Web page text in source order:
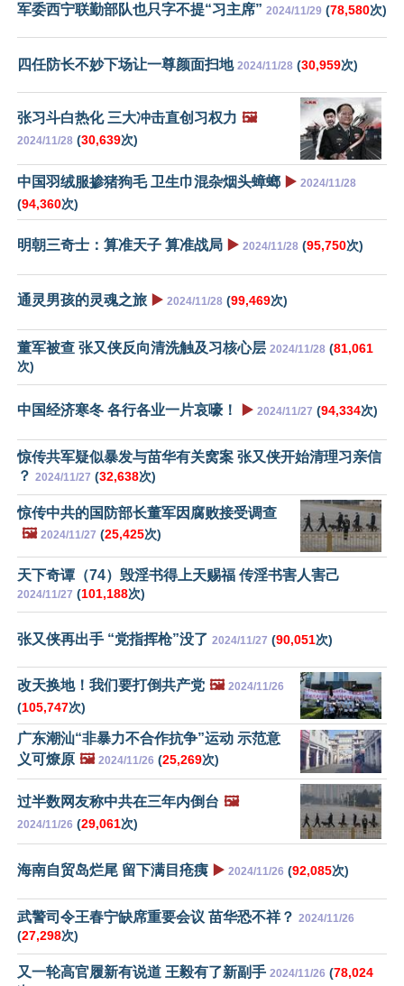
军委西宁联勤部队也只字不提“习主席” 2024/11/29 (78,580次)
四任防长不妙下场让一尊颜面扫地 2024/11/28 (30,959次)
张习斗白热化 三大冲击直创习权力 🖼️
2024/11/28 (30,639次)
中国羽绒服掺猪狗毛 卫生巾混杂烟头蟑螂 ▶️ 2024/11/28
(94,360次)
明朝三奇士：算准天子 算准战局 ▶️ 2024/11/28 (95,750次)
通灵男孩的灵魂之旅 ▶️ 2024/11/28 (99,469次)
董军被查 张又侠反向清洗触及习核心层 2024/11/28 (81,061
次)
中国经济寒冬 各行各业一片哀嚎！ ▶️ 2024/11/27 (94,334次)
惊传共军疑似暴发与苗华有关窝案 张又侠开始清理习亲信
？ 2024/11/27 (32,638次)
惊传中共的国防部长董军因腐败接受调查
🖼️ 2024/11/27 (25,425次)
天下奇谭（74）毁淫书得上天赐福 传淫书害人害己
2024/11/27 (101,188次)
张又侠再出手 “党指挥枪”没了 2024/11/27 (90,051次)
改天换地！我们要打倒共产党 🖼️ 2024/11/26
(105,747次)
广东潮汕“非暴力不合作抗争”运动 示范意
义可燎原 🖼️ 2024/11/26 (25,269次)
过半数网友称中共在三年内倒台 🖼️
2024/11/26 (29,061次)
海南自贸岛烂尾 留下满目疮痍 ▶️ 2024/11/26 (92,085次)
武警司令王春宁缺席重要会议 苗华恐不祥？ 2024/11/26
(27,298次)
又一轮高官履新有说道 王毅有了新副手 2024/11/26 (78,024